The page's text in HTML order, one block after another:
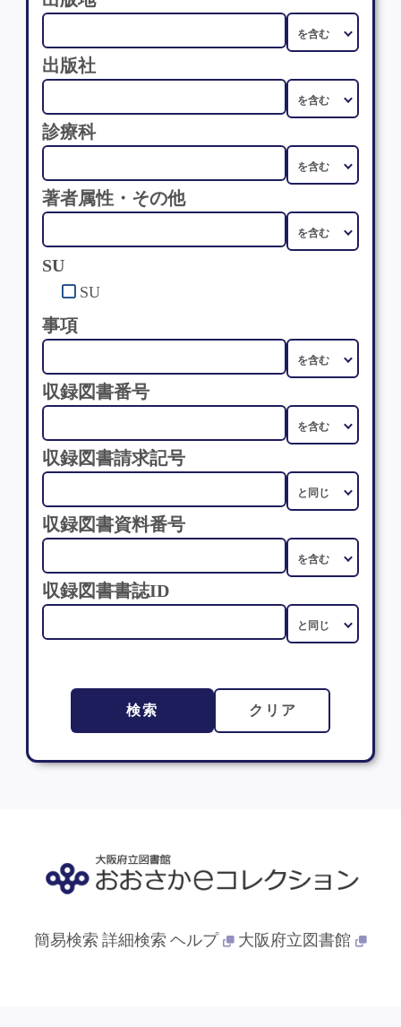
出版社
診療科
著者属性・その他
SU
SU
事項
収録図書番号
収録図書請求記号
収録図書資料番号
収録図書書誌ID
検索 クリア
簡易検索 詳細検索 ヘルプ 大阪府立図書館